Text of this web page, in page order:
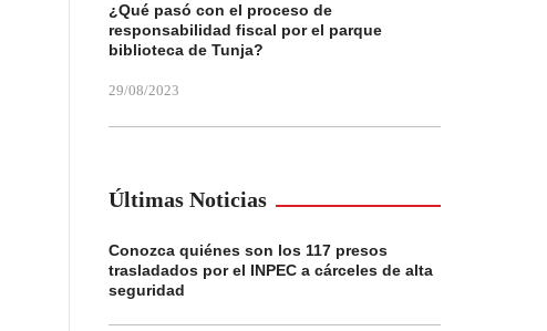
¿Qué pasó con el proceso de
responsabilidad fiscal por el parque
biblioteca de Tunja?
29/08/2023
Últimas Noticias
Conozca quiénes son los 117 presos
trasladados por el INPEC a cárceles de alta
seguridad